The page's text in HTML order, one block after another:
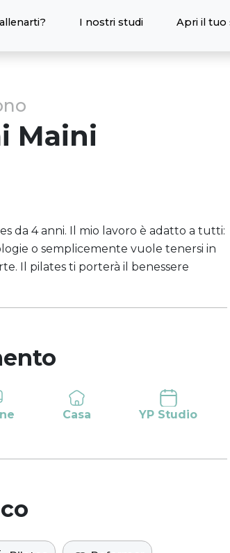
I nostri studi Apri il tuo
Maini
da 4 anni. Il mio lavoro è adatto a tutti:
o semplicemente vuole tenersi in
Il pilates ti porterà il benessere
Casa YP Studio